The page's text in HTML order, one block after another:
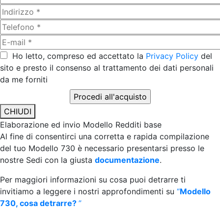
Ho letto, compreso ed accettato la Privacy Policy del
sito e presto il consenso al trattamento dei dati personali
da me forniti
CHIUDI
Elaborazione ed invio Modello Redditi base
Al fine di consentirci una corretta e rapida compilazione
del tuo Modello 730 è necessario presentarsi presso le
nostre Sedi con la giusta documentazione.
Per maggiori informazioni su cosa puoi detrarre ti
invitiamo a leggere i nostri approfondimenti su “Modello
730, cosa detrarre? ”